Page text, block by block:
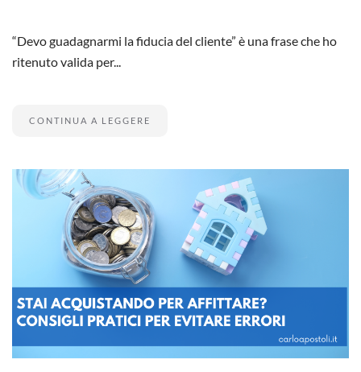
“Devo guadagnarmi la fiducia del cliente” è una frase che ho
ritenuto valida per...
CONTINUA A LEGGERE